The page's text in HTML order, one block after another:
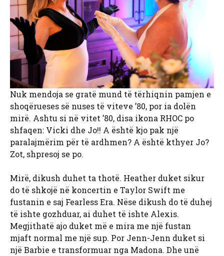
Nuk mendoja se gratë mund të tërhiqnin pamjen e
shoqërueses së nuses të viteve ’80, por ia dolën
mirë. Ashtu si në vitet ’80, disa ikona RHOC po
shfaqen: Vicki dhe Jo!! A është kjo pak një
paralajmërim për të ardhmen? A është kthyer Jo?
Zot, shpresoj se po.
Mirë, dikush duhet ta thotë. Heather duket sikur
do të shkojë në koncertin e Taylor Swift me
fustanin e saj Fearless Era. Nëse dikush do të duhej
të ishte gozhduar, ai duhet të ishte Alexis.
Megjithatë ajo duket më e mira me një fustan
mjaft normal me një sup. Por Jenn-Jenn duket si
një Barbie e transformuar nga Madona. Dhe unë